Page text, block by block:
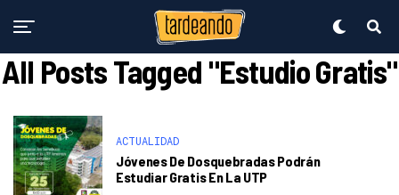
All Posts Tagged "estudio Gratis"
ACTUALIDAD
Jóvenes De Dosquebradas Podrán
Estudiar Gratis En La UTP